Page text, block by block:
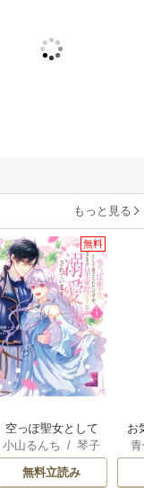
もっと見る
無料
空っぽ聖女として
捨てられたはず
が、嫁ぎ先の皇帝
陛下に溺愛されて
小山るんち /琴子
無料立読み
お